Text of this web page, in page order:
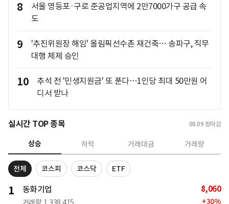
8
서울 영등포·구로 준공업지역에 2만7000가구 공급 속
도
9
'추진위원장 해임' 올림픽선수촌 재건축… 송파구, 직무
대행 체제 승인
10
추석 전 '민생지원금' 또 푼다…1인당 최대 50만원 어
디서 받나
실시간 TOP 종목 08.09 장마감
상승 하락 거래대금 거래량
전체 코스피 코스닥 ETF
1 동화기업 8,060
+30%